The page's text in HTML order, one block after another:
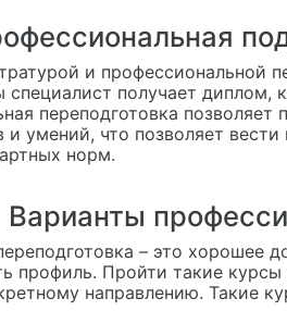
и профессиональной
специалист получает
переподготовка
умений, что позволяет вести
норм.
Варианты
– это хорошее
профиль. Пройти такие
направлению. Такие